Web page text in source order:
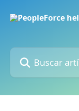
Buscar artículos...